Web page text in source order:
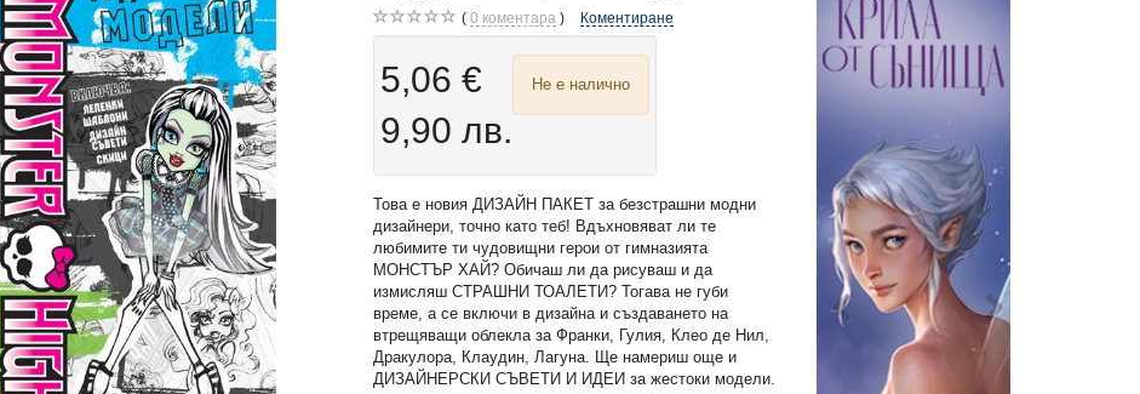
0 коментара Коментиране
5,06 €
9,90 лв.
Не е налично
Това е новия ДИЗАЙН ПАКЕТ за безстрашни модни
дизайнери, точно като теб! Вдъхновяват ли те
любимите ти чудовищни герои от гимназията
МОНСТЪР ХАЙ? Обичаш ли да рисуваш и да
измисляш СТРАШНИ ТОАЛЕТИ? Тогава не губи
време, а се включи в дизайна и създаването на
втрещяващи облекла за Франки, Гулия, Клео де Нил,
Дракулора, Клаудин, Лагуна. Ще намериш още и
ДИЗАЙНЕРСКИ СЪВЕТИ И ИДЕИ за жестоки модели.